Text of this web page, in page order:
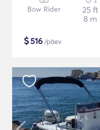
Bow Rider
25 ft
8 m
$516 /päev